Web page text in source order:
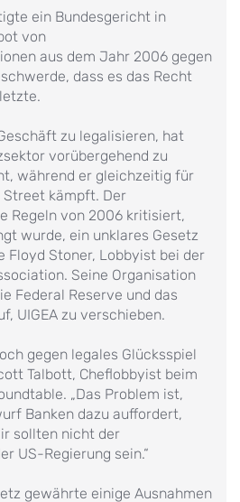
ein Bundesgericht in
von
aus dem Jahr 2006 gegen
dass es das Recht
zu legalisieren, hat
vorübergehend zu
während er gleichzeitig für
Street kämpft. Der
Regeln von 2006 kritisiert,
wurde, ein unklares Gesetz
Floyd Stoner, Lobbyist bei der
Seine Organisation
Federal Reserve und das
UIGEA zu verschieben.
gegen legales Glücksspiel
Talbott, Cheflobbyist beim
„Das Problem ist,
Banken dazu auffordert,
sollten nicht der
US-Regierung sein.“
gewährte einige Ausnahmen